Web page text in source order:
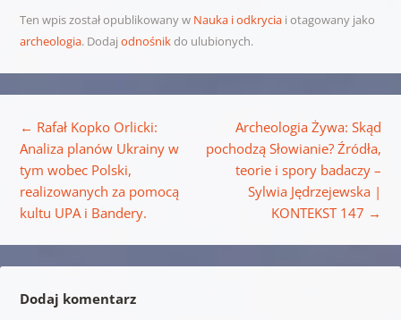
Ten wpis został opublikowany w Nauka i odkryciai otagowany jako
archeologia. Dodaj odnośnikdo ulubionych.
← Rafał Kopko Orlicki:
Analiza planów Ukrainy w
tym wobec Polski,
realizowanych za pomocą
kultu UPA i Bandery.
Archeologia Żywa: Skąd
pochodzą Słowianie? Źródła,
teorie i spory badaczy –
Sylwia Jędrzejewska |
KONTEKST 147 →
Dodaj komentarz